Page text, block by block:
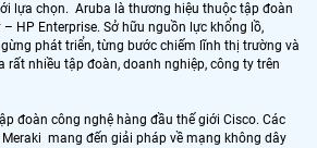
lựa chọn. Aruba là thương hiệu thuộc tập đoàn
HP Enterprise. Sở hữu nguồn lực khổng lồ,
phát triển, từng bước chiếm lĩnh thị trường và
rất nhiều tập đoàn, doanh nghiệp, công ty trên
đoàn công nghệ hàng đầu thế giới Cisco. Các
mang đến giải pháp về mạng không dây